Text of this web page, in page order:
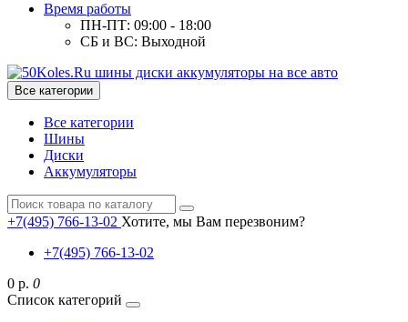
Время работы
ПН-ПТ: 09:00 - 18:00
СБ и ВС: Выходной
Все категории
Все категории
Шины
Диски
Аккумуляторы
+7(495) 766-13-02 Хотите, мы Вам перезвоним?
+7(495) 766-13-02
0 р. 0
Список категорий